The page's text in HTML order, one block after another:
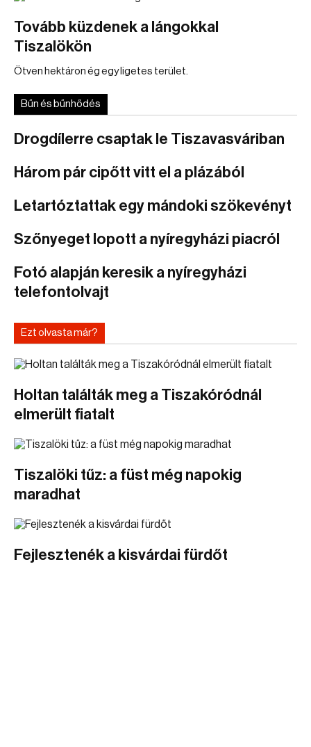
Tovább küzdenek a lángokkal
Tiszalökön
Ötven hektáron ég egy ligetes terület.
Bűn és bűnhődés
Drogdílerre csaptak le Tiszavasváriban
Három pár cipőtt vitt el a plázából
Letartóztattak egy mándoki szökevényt
Szőnyeget lopott a nyíregyházi piacról
Fotó alapján keresik a nyíregyházi
telefontolvajt
Ezt olvasta már?
Holtan találták meg a Tiszakóródnál
elmerült fiatalt
Tiszalöki tűz: a füst még napokig
maradhat
Fejlesztenék a kisvárdai fürdőt